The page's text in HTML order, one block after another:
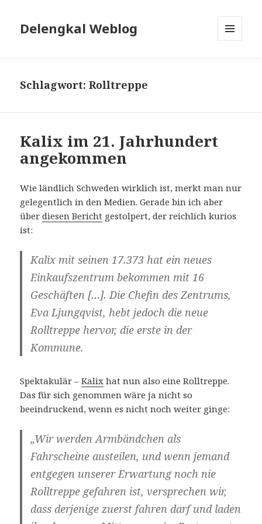
Delengkal Weblog
Schlagwort:Rolltreppe
Kalix im 21. Jahrhundert
angekommen
Wie ländlich Schweden wirklich ist, merkt man nur
gelegentlich in den Medien. Gerade bin ich aber
überdiesen Bericht gestolpert, der reichlich kurios
ist:
Kalix mit seinen 17.373 hat ein neues
Einkaufszentrum bekommen mit 16
Geschäften […]. Die Chefin des Zentrums,
Eva Ljungqvist, hebt jedoch die neue
Rolltreppe hervor, die erste in der
Kommune.
Spektakulär –Kalix hat nun also eine Rolltreppe.
Das für sich genommen wäre ja nicht so
beeindruckend, wenn es nicht noch weiter ginge:
„Wir werden Armbändchen als
Fahrscheine austeilen, und wenn jemand
entgegen unserer Erwartung noch nie
Rolltreppe gefahren ist, versprechen wir,
dass derjenige zuerst fahren darf und laden